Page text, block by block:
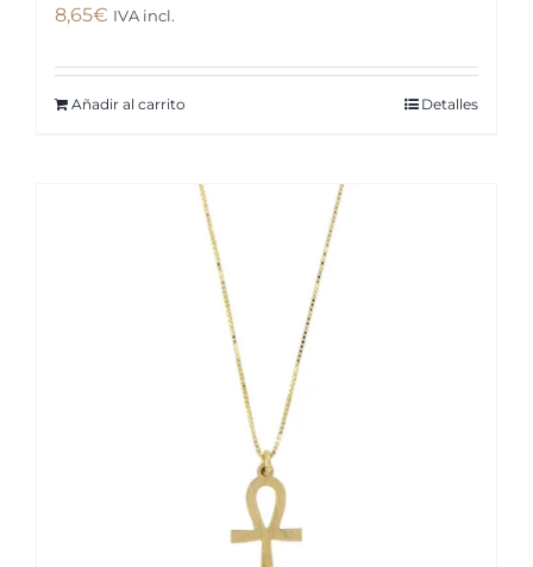
8,65€ IVA incl.
Añadir al carrito Detalles